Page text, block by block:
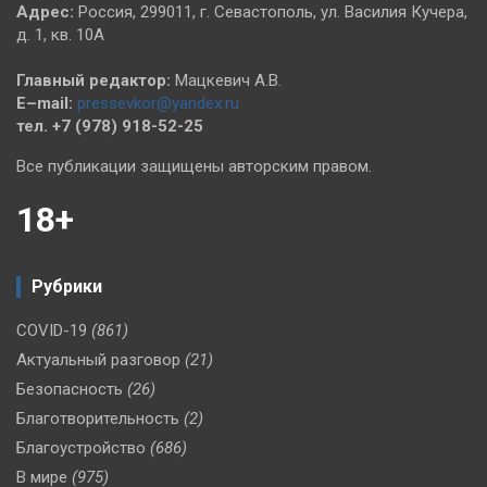
Адрес: Россия, 299011, г. Севастополь, ул. Василия Кучера,
д. 1, кв. 10А
Главный редактор: Мацкевич А.В.
E–mail: pressevkor@yandex.ru
тел. +7 (978) 918-52-25
Все публикации защищены авторским правом.
18+
Рубрики
COVID-19 (861)
Актуальный разговор (21)
Безопасность (26)
Благотворительность (2)
Благоустройство (686)
В мире (975)